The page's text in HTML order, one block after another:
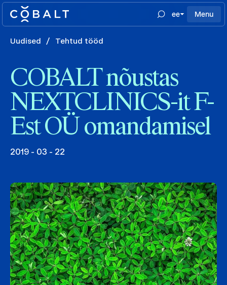
ee Menu
Uudised / Tehtud tööd
COBALT nõustas
NEXTCLINICS-it F-
Est OÜ omandamisel
2019 - 03 - 22